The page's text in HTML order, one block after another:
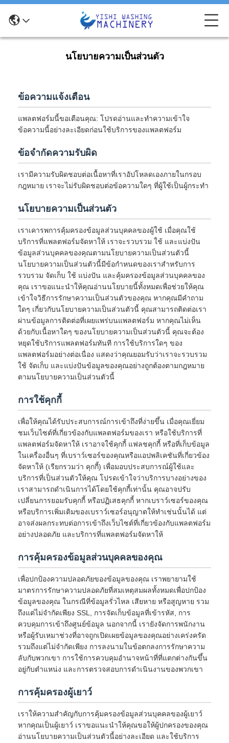
นโยบายความเป็นส่วนตัว
ข้อความแจ้งเตือน
แพลตฟอร์มนี้ขอเตือนคุณ: โปรดอ่านและทำความเข้าใจ
ข้อความนี้อย่างละเอียดก่อนใช้บริการของแพลตฟอร์ม
ข้อจำกัดความรับผิด
เรามีความรับผิดชอบต่อเนื้อหาที่เราอัปโหลดเองภายในกรอบ
กฎหมาย เราจะไม่รับผิดชอบต่อข้อความใดๆ ที่ผู้ใช้เป็นผู้กระทำ
นโยบายความเป็นส่วนตัว
เราเคารพการคุ้มครองข้อมูลส่วนบุคคลของผู้ใช้ เมื่อคุณใช้
บริการที่แพลตฟอร์มจัดหาให้ เราจะรวบรวม ใช้ และแบ่งปัน
ข้อมูลส่วนบุคคลของคุณตามนโยบายความเป็นส่วนตัวนี้
นโยบายความเป็นส่วนตัวนี้มีข้อกำหนดของเราสำหรับการ
รวบรวม จัดเก็บ ใช้ แบ่งปัน และคุ้มครองข้อมูลส่วนบุคคลของ
คุณ เราขอแนะนำให้คุณอ่านนโยบายนี้ทั้งหมดเพื่อช่วยให้คุณ
เข้าใจวิธีการรักษาความเป็นส่วนตัวของคุณ หากคุณมีคำถาม
ใดๆ เกี่ยวกับนโยบายความเป็นส่วนตัวนี้ คุณสามารถติดต่อเรา
ผ่านข้อมูลการติดต่อที่เผยแพร่บนแพลตฟอร์ม หากคุณไม่เห็น
ด้วยกับเนื้อหาใดๆ ของนโยบายความเป็นส่วนตัวนี้ คุณจะต้อง
หยุดใช้บริการแพลตฟอร์มทันที การใช้บริการใดๆ ของ
แพลตฟอร์มอย่างต่อเนื่อง แสดงว่าคุณยอมรับว่าเราจะรวบรวม
ใช้ จัดเก็บ และแบ่งปันข้อมูลของคุณอย่างถูกต้องตามกฎหมาย
ตามนโยบายความเป็นส่วนตัวนี้
การใช้คุกกี้
เพื่อให้คุณได้รับประสบการณ์การเข้าถึงที่ง่ายขึ้น เมื่อคุณเยี่ยม
ชมเว็บไซต์ที่เกี่ยวข้องกับแพลตฟอร์มของเรา หรือใช้บริการที่
แพลตฟอร์มจัดหาให้ เราอาจใช้คุกกี้ แฟลชคุกกี้ หรือที่เก็บข้อมูล
ในเครื่องอื่นๆ ที่เบราว์เซอร์ของคุณหรือแอปพลิเคชันที่เกี่ยวข้อง
จัดหาให้ (เรียกรวมว่า คุกกี้) เพื่อมอบประสบการณ์ผู้ใช้และ
บริการที่เป็นส่วนตัวให้คุณ โปรดเข้าใจว่าบริการบางอย่างของ
เราสามารถดำเนินการได้โดยใช้คุกกี้เท่านั้น คุณอาจปรับ
เปลี่ยนการยอมรับคุกกี้ หรือปฏิเสธคุกกี้ หากเบราว์เซอร์ของคุณ
หรือบริการเพิ่มเติมของเบราว์เซอร์อนุญาตให้ทำเช่นนั้นได้ แต่
อาจส่งผลกระทบต่อการเข้าถึงเว็บไซต์ที่เกี่ยวข้องกับแพลตฟอร์ม
อย่างปลอดภัย และบริการที่แพลตฟอร์มจัดหาให้
การคุ้มครองข้อมูลส่วนบุคคลของคุณ
เพื่อปกป้องความปลอดภัยของข้อมูลของคุณ เราพยายามใช้
มาตรการรักษาความปลอดภัยที่สมเหตุสมผลทั้งหมดเพื่อปกป้อง
ข้อมูลของคุณ ในกรณีที่ข้อมูลรั่วไหล เสียหาย หรือสูญหาย รวม
ถึงแต่ไม่จำกัดเพียง SSL, การจัดเก็บข้อมูลที่เข้ารหัส, การ
ควบคุมการเข้าถึงศูนย์ข้อมูล นอกจากนี้ เรายังจัดการพนักงาน
หรือผู้รับเหมาช่วงที่อาจถูกเปิดเผยข้อมูลของคุณอย่างเคร่งครัด
รวมถึงแต่ไม่จำกัดเพียง การลงนามในข้อตกลงการรักษาความ
ลับกับพวกเขา การใช้การควบคุมอำนาจหน้าที่ที่แตกต่างกันขึ้น
อยู่กับตำแหน่ง และการตรวจสอบการดำเนินงานของพวกเขา
การคุ้มครองผู้เยาว์
เราให้ความสำคัญกับการคุ้มครองข้อมูลส่วนบุคคลของผู้เยาว์
หากคุณเป็นผู้เยาว์ เราขอแนะนำให้คุณขอให้ผู้ปกครองของคุณ
อ่านนโยบายความเป็นส่วนตัวนี้อย่างละเอียด และใช้บริการ